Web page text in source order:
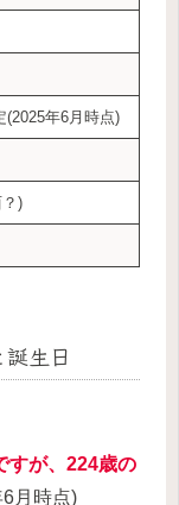
(2025年6月時点)
)
生日
すが、224歳の
月時点)